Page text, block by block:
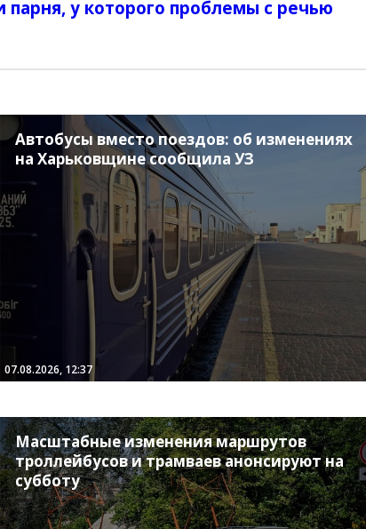
у которого проблемы с речью
Автобусы вместо поездов: об изменениях
на Харьковщине сообщила УЗ
07.08.2026, 12:37
Масштабные изменения маршрутов
троллейбусов и трамваев анонсируют на
субботу